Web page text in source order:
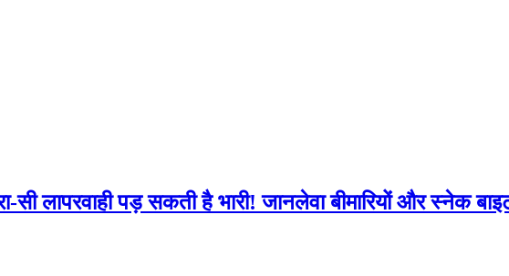
लापरवाही पड़ सकती है भारी! जानलेवा बीमारियों और स्नेक